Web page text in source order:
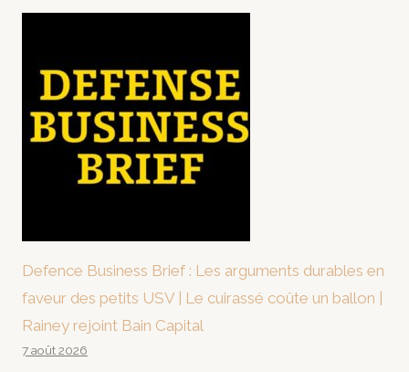
Defence Business Brief : Les arguments durables en
faveur des petits USV | Le cuirassé coûte un ballon |
Rainey rejoint Bain Capital
7 août 2026